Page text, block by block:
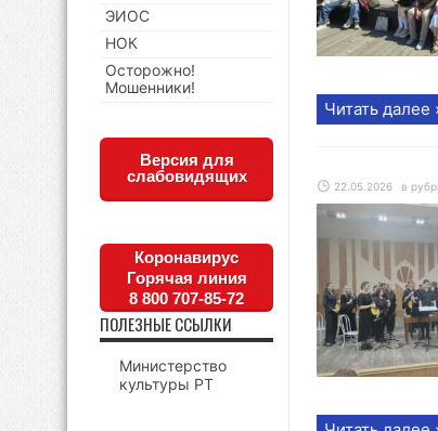
Читать далее
22.05.2026 в
ЭИОС
НОК
Осторожно!
Мошенники!
Версия для
слабовидящих
Коронавирус
Горячая линия
8 800 707-85-72
ПОЛЕЗНЫЕ ССЫЛКИ
Министерство
культуры РТ